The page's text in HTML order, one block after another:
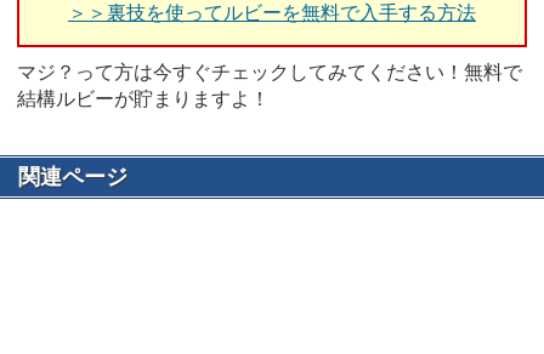
＞＞裏技を使ってルビーを無料で入手する方法
マジ？って方は今すぐチェックしてみてください！無料で
結構ルビーが貯まりますよ！
関連ページ